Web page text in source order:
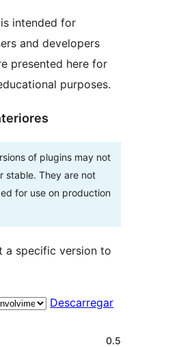
intended for
and developers
presented here for
purposes.
of plugins may not
stable. They are not
for use on production
a specific version to
Descarregar
0.5